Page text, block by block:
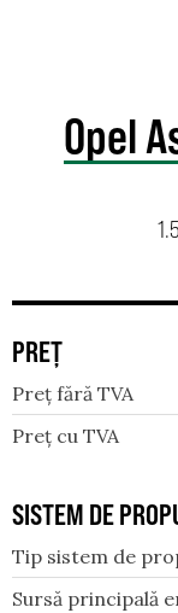
Opel
PREȚ
Preț fără TVA
Preț cu TVA
SISTEM DE
Tip sistem de
Sursă principală